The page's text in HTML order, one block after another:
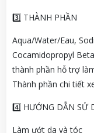
3️⃣ THÀNH PHẦN
Aqua/Water/Eau,
Cocamidopropyl
thành phần hỗ trợ
Thành phần chi tiết
4️⃣ HƯỚNG DẪN SỬ
Làm ướt da và tóc